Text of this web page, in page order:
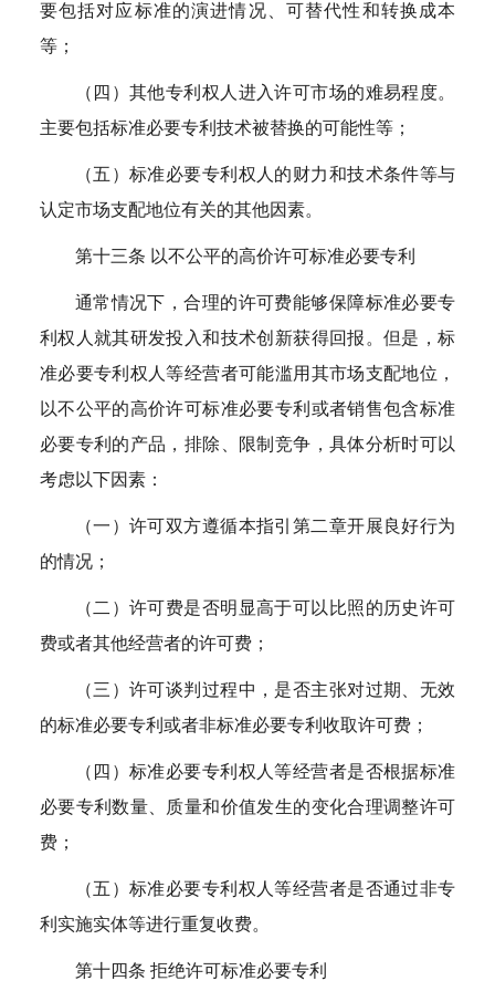
要包括对应标准的演进情况、可替代性和转换成本
等；
（四）其他专利权人进入许可市场的难易程度。
主要包括标准必要专利技术被替换的可能性等；
（五）标准必要专利权人的财力和技术条件等与
认定市场支配地位有关的其他因素。
第十三条 以不公平的高价许可标准必要专利
通常情况下，合理的许可费能够保障标准必要专
利权人就其研发投入和技术创新获得回报。但是，标
准必要专利权人等经营者可能滥用其市场支配地位，
以不公平的高价许可标准必要专利或者销售包含标准
必要专利的产品，排除、限制竞争，具体分析时可以
考虑以下因素：
（一）许可双方遵循本指引第二章开展良好行为
的情况；
（二）许可费是否明显高于可以比照的历史许可
费或者其他经营者的许可费；
（三）许可谈判过程中，是否主张对过期、无效
的标准必要专利或者非标准必要专利收取许可费；
（四）标准必要专利权人等经营者是否根据标准
必要专利数量、质量和价值发生的变化合理调整许可
费；
（五）标准必要专利权人等经营者是否通过非专
利实施实体等进行重复收费。
第十四条 拒绝许可标准必要专利